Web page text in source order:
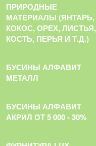
ПРИРОДНЫЕ
МАТЕРИАЛЫ (ЯНТАРЬ,
КОКОС, ОРЕХ, ЛИСТЬЯ,
КОСТЬ, ПЕРЬЯ И Т.Д.)
БУСИНЫ АЛФАВИТ
МЕТАЛЛ
БУСИНЫ АЛФАВИТ
АКРИЛ ОТ 5 000 - 30%